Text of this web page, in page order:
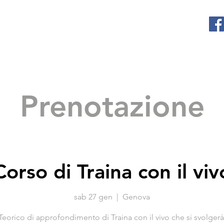
Prenotazione
di Traina con il
sab 27 gen
  |
Genova
di approfondimento di Traina con il vivo che si